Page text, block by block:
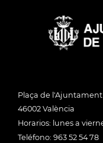
Plaça de l'Ajuntament
46002 València
Horarios: lunes a
Teléfono: 963 52 54 78